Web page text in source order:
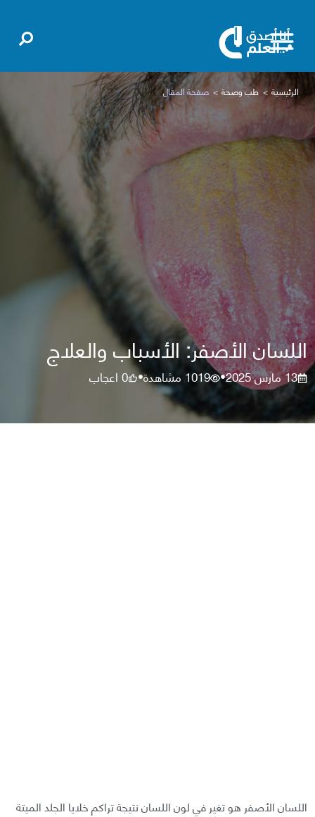
الرئيسية طب وصحة صفحة المقال
اللسان الأصفر: الأسباب والعلاج
13 مارس 2025 •
1019مشاهدة•
0اعجاب
اللسان الأصفر هو تغير في لون اللسان نتيجة تراكم خلايا الجلد الميتة